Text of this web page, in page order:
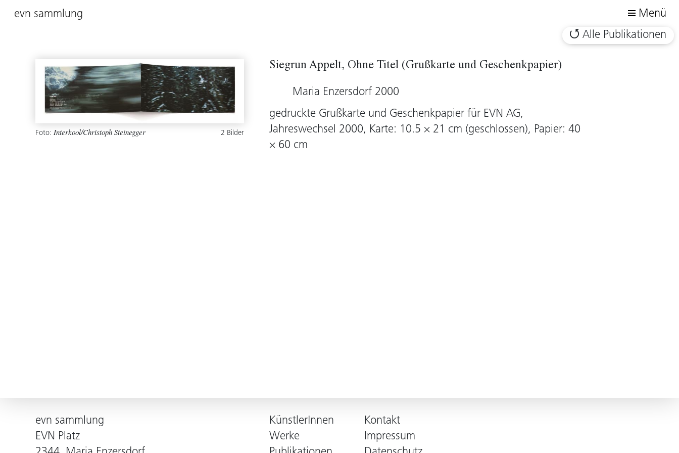
evn sammlung
Menü
Alle Publikationen
Foto: Interkool/Christoph Steinegger 2 Bilder
Siegrun Appelt, Ohne Titel (Grußkarte und Geschenkpapier)
Maria Enzersdorf 2000
gedruckte Grußkarte und Geschenkpapier für EVN AG,
Jahreswechsel 2000, Karte: 10.5 × 21 cm (geschlossen), Papier: 40
× 60 cm
evn sammlung
EVN Platz
KünstlerInnen
Werke
Kontakt
Impressum